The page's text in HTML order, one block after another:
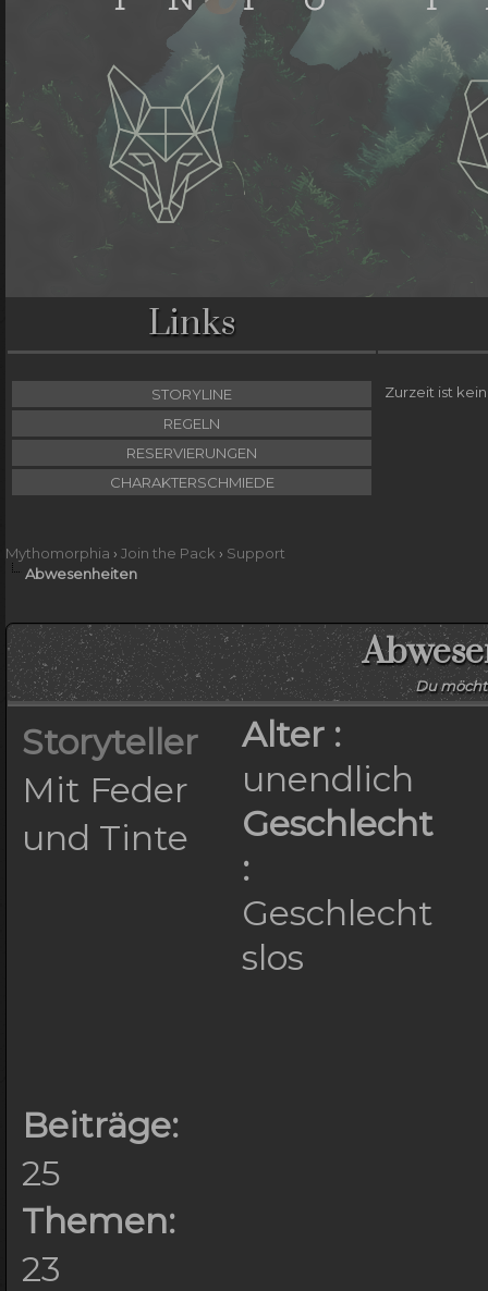
Links
STORYLINE
REGELN
RESERVIERUNGEN
CHARAKTERSCHMIEDE
Zurzeit ist
Mythomorphia › Join the Pack › Support
Abwesenheiten
Du
Storyteller
Mit Feder
und Tinte
Beiträge:
25
Themen:
23
Alter :
unendlich
Geschlecht
:
Geschlecht
slos